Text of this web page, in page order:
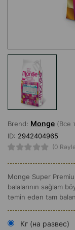
Brend: Monge (Все
ID: 2942404965
(0
Monge Super
balalarının sağlam
təmin edən tam
Кг (на развес)